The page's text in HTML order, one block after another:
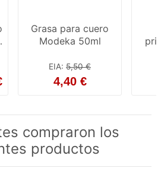
Grasa para cuero
Modeka 50ml
EIA: 5,50 €
4,40 €
compraron los
productos